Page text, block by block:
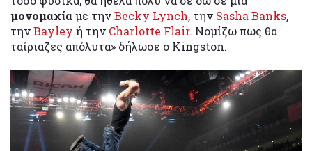
μονομαχίαμε τηνBecky Lynch, την Sasha Banks,
τηνBayley ή την Charlotte Flair. Νομίζω πως θα
ταίριαζες απόλυτα» δήλωσε ο Kingston.